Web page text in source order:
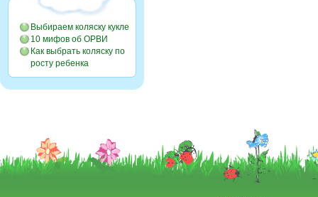
Выбираем коляску кукле
10 мифов об ОРВИ
Как выбрать коляску по
росту ребенка